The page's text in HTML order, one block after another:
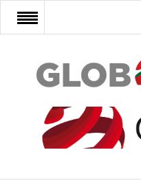
FŐOLDAL
AFRIKA